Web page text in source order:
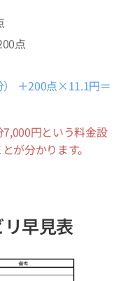
点
＋200点×11.1円＝
円という料金設
が分かります。
早見表